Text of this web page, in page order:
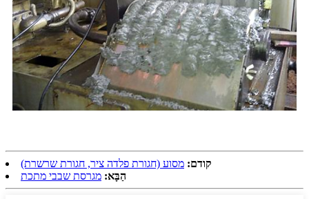
קודם: מסוע (חגורת פלדה ציר, חגורת שרשרת)
הַבָּא: מגרסת שבבי מתכת